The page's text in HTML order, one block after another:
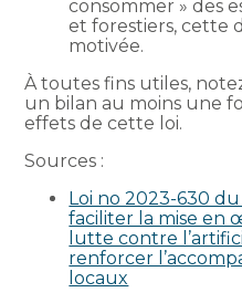
consommer » des
et forestiers, cette
motivée.
À toutes fins utiles,
un bilan au moins une
effets de cette loi.
Sources :
Loi no 2023-630
faciliter la mise en
lutte contre
renforcer
locaux